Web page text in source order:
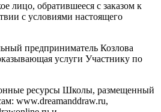
лицо, обратившееся с заказом к
с условиями настоящего
предприниматель Козлова
услуги Участнику по
ресурсы Школы, размещенный
www.dreamanddraw.ru,